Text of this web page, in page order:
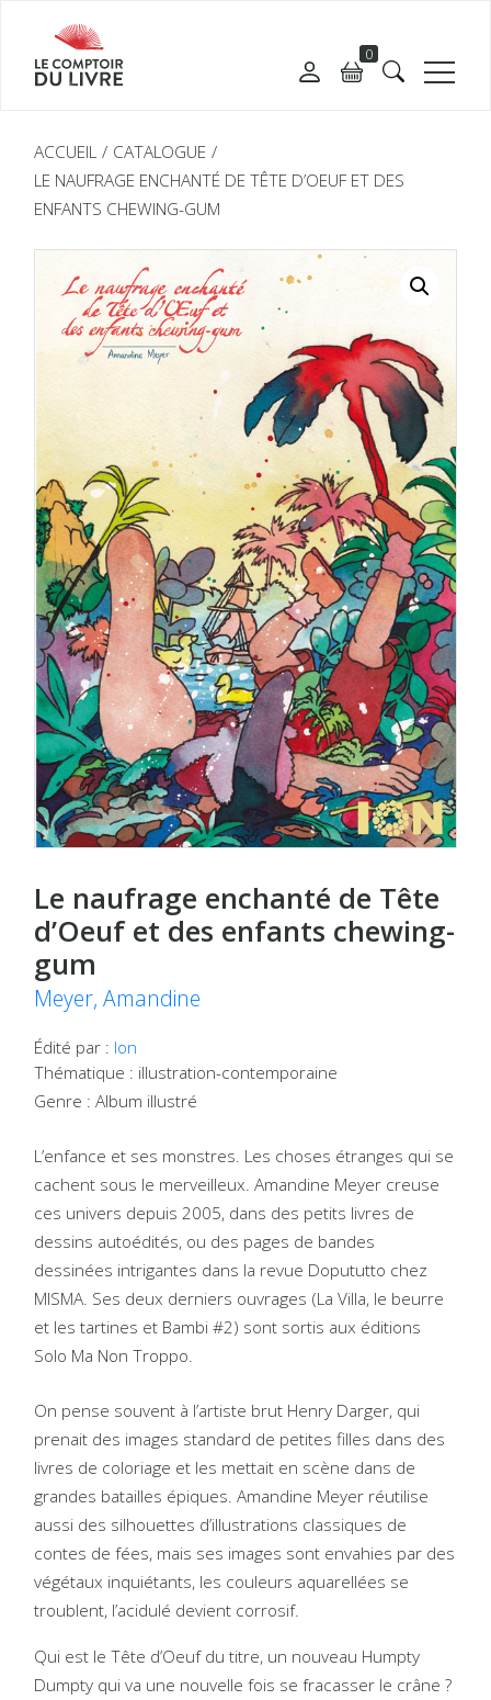
0
ACCUEIL
CATALOGUE
LE NAUFRAGE ENCHANTÉ DE TÊTE D’OEUF ET DES
ENFANTS CHEWING-GUM
Le naufrage enchanté de Tête
d’Oeuf et des enfants chewing-
gum
Meyer, Amandine
Édité par : Ion
Thématique : illustration-contemporaine
Genre : Album illustré
L’enfance et ses monstres. Les choses étranges qui se
cachent sous le merveilleux. Amandine Meyer creuse
ces univers depuis 2005, dans des petits livres de
dessins autoédités, ou des pages de bandes
dessinées intrigantes dans la revue Dopututto chez
MISMA. Ses deux derniers ouvrages (La Villa, le beurre
et les tartines et Bambi #2) sont sortis aux éditions
Solo Ma Non Troppo.
On pense souvent à l’artiste brut Henry Darger, qui
prenait des images standard de petites filles dans des
livres de coloriage et les mettait en scène dans de
grandes batailles épiques. Amandine Meyer réutilise
aussi des silhouettes d’illustrations classiques de
contes de fées, mais ses images sont envahies par des
végétaux inquiétants, les couleurs aquarellées se
troublent, l’acidulé devient corrosif.
Qui est le Tête d’Oeuf du titre, un nouveau Humpty
Dumpty qui va une nouvelle fois se fracasser le crâne ?